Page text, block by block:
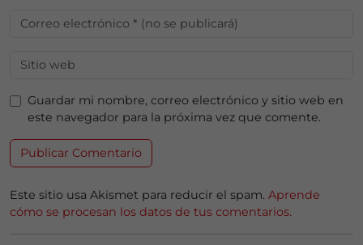
Guardar mi nombre, correo electrónico y sitio web en
este navegador para la próxima vez que comente.
Este sitio usa Akismet para reducir el spam. Aprende
cómo se procesan los datos de tus comentarios.